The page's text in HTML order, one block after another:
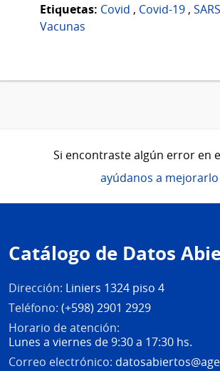
Etiquetas: Covid , Covid-19 ,
Vacunas
Si encontraste algún error en
ayúdanos a mejorarlo
de
página
Catálogo de Datos
Dirección: Liniers 1324 piso 4
Teléfono: (+598) 2901 2929
Horario de atención:
Lunes a viernes de 9:30 a 17:30 hs.
Correo electrónico: